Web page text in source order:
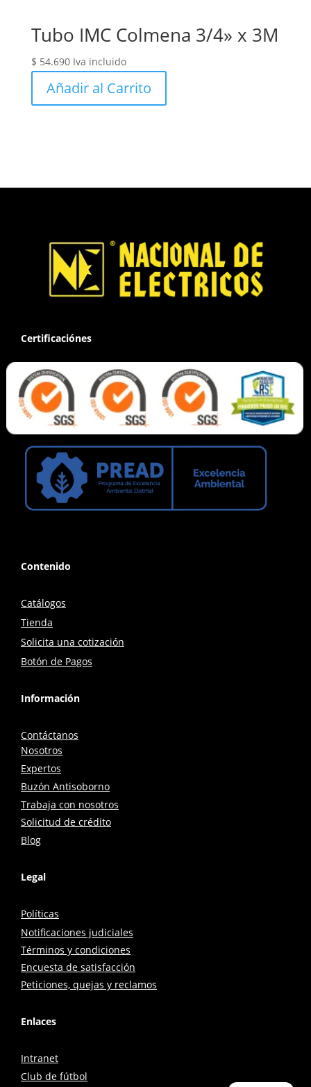
Tubo IMC Colmena 3/4» x 3M
$ 54.690 Iva incluido
Añadir al Carrito
Certificaciónes
Contenido
Catálogos
Tienda
Solicita una cotización
Botón de Pagos
Información
Contáctanos
Nosotros
Expertos
Buzón Antisoborno
Trabaja con nosotros
Solicitud de crédito
Blog
Legal
Políticas
Notificaciones judiciales
Términos y condiciones
Encuesta de satisfacción
Peticiones, quejas y reclamos
Enlaces
Intranet
Club de fútbol